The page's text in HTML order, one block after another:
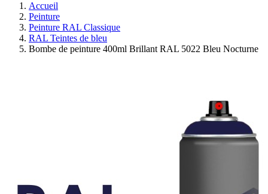
Accueil
Peinture
Peinture RAL Classique
RAL Teintes de bleu
Bombe de peinture 400ml Brillant RAL 5022 Bleu Nocturne